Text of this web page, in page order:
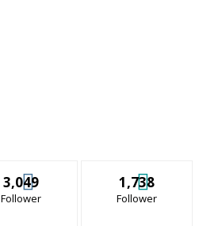
3,049
Follower
1,738
Follower